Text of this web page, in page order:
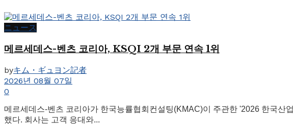
ニュース
메르세데스-벤츠 코리아, KSQI 2개 부문 연속 1위
byキム・ギュヨン記者
2026년 08월 07일
0
메르세데스-벤츠 코리아가 한국능률협회컨설팅(KMAC)이 주관한 '2026 한국산
했다. 회사는 고객 응대와...